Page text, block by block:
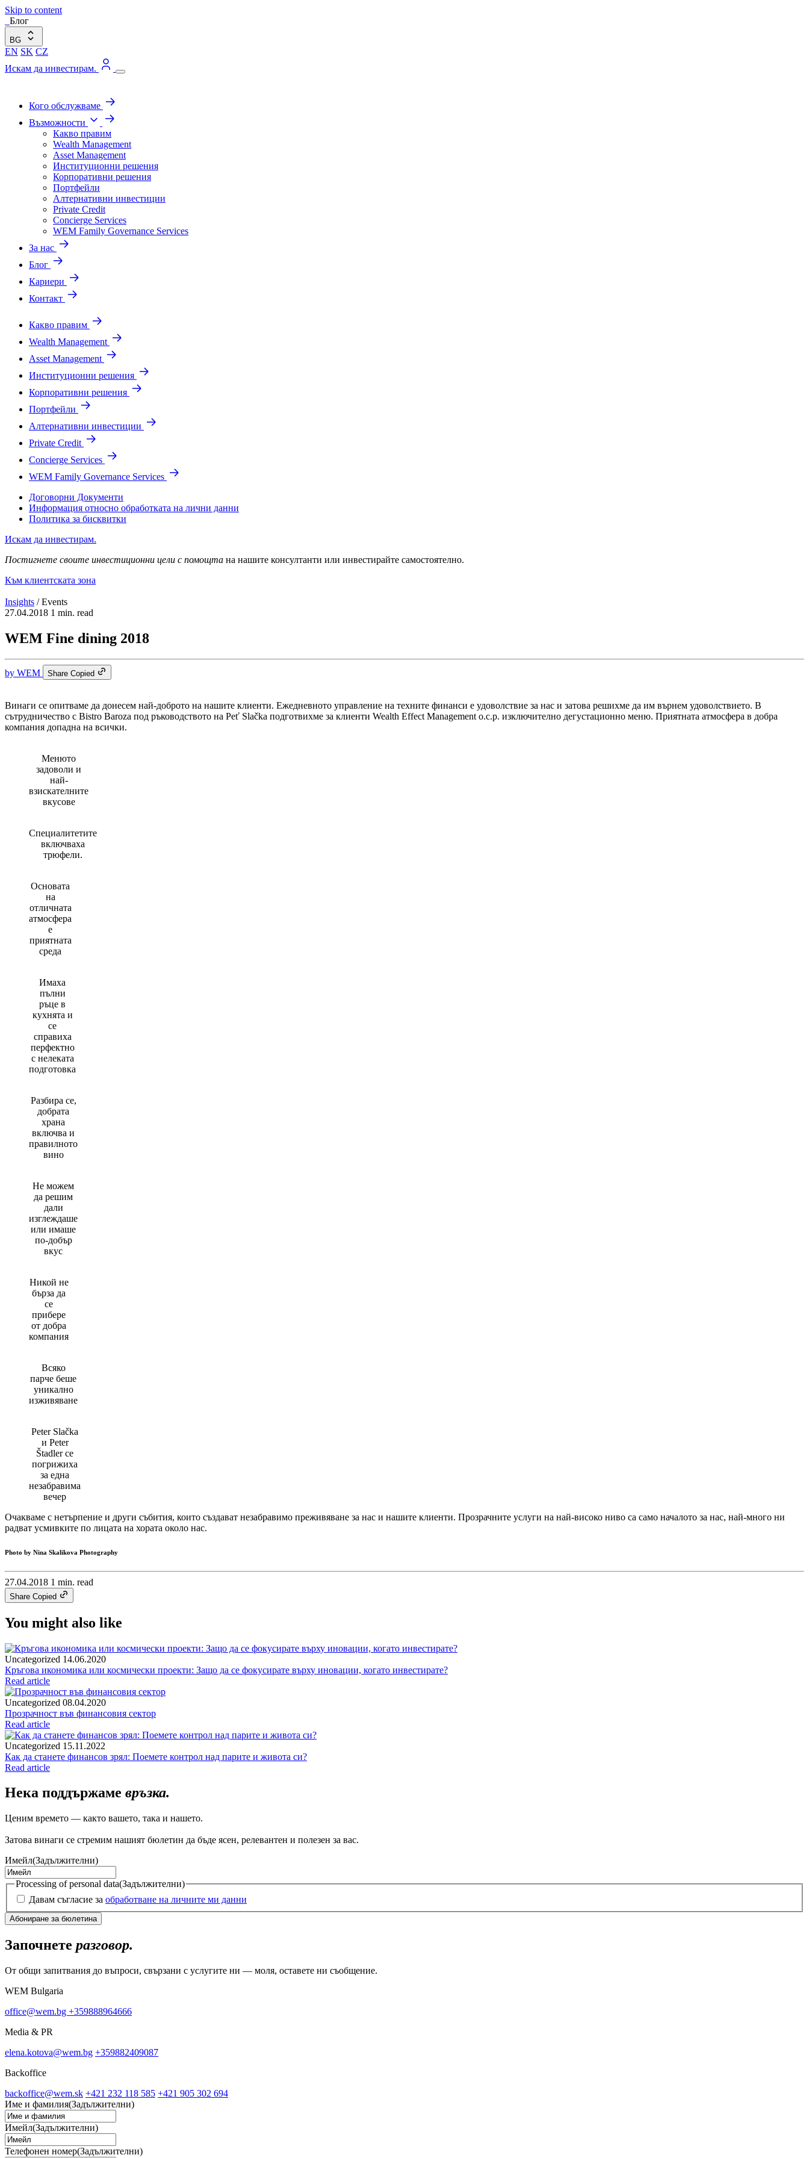
Skip to content
Блог
BG
EN SK CZ
Искам да инвестирам.
Кого обслужваме
Възможности
Какво правим
Wealth Management
Asset Management
Институционни решения
Корпоративни решения
Портфейли
Алтернативни инвестиции
Private Credit
Concierge Services
WEM Family Governance Services
За нас
Блог
Кариери
Контакт
Какво правим
Wealth Management
Asset Management
Институционни решения
Корпоративни решения
Портфейли
Алтернативни инвестиции
Private Credit
Concierge Services
WEM Family Governance Services
Договорни Документи
Информация относно обработката на лични данни
Политика за бисквитки
Искам да инвестирам.
Постигнете своите инвестиционни цели с помощта на нашите консултанти или инвестирайте самостоятелно.
Към клиентската зона
Insights / Events
27.04.2018 1 min. read
WEM Fine dining 2018
by WEM Share Copied
Винаги се опитваме да донесем най-доброто на нашите клиенти. Ежедневното управление на техните финанси е удоволствие за нас и затова решихме да им върнем удоволствието. В
сътрудничество с Bistro Baroza под ръководството на Peť Slačka подготвихме за клиенти Wealth Effect Management o.c.p. изключително дегустационно меню. Приятната атмосфера в добра
компания допадна на всички.
Менюто
задоволи и
най-
взискателните
вкусове
Специалитетите
включваха
трюфели.
Основата
на
отличната
атмосфера
е
приятната
среда
Имаха
пълни
ръце в
кухнята и
се
справиха
перфектно
с нелеката
подготовка
Разбира се,
добрата
храна
включва и
правилното
вино
Не можем
да решим
дали
изглеждаше
или имаше
по-добър
вкус
Никой не
бърза да
се
прибере
от добра
компания
Всяко
парче беше
уникално
изживяване
Peter Slačka
и Peter
Štadler се
погрижиха
за една
незабравима
вечер
Очакваме с нетърпение и други събития, които създават незабравимо преживяване за нас и нашите клиенти. Прозрачните услуги на най-високо ниво са само началото за нас, най-много ни
радват усмивките по лицата на хората около нас.
Photo by Nina Skalikova Photography
27.04.2018 1 min. read
Share Copied
You might also like
Uncategorized 14.06.2020
Кръгова икономика или космически проекти: Защо да се фокусирате върху иновации, когато инвестирате?
Read article
Uncategorized 08.04.2020
Прозрачност във финансовия сектор
Read article
Uncategorized 15.11.2022
Как да станете финансов зрял: Поемете контрол над парите и живота си?
Read article
Нека поддържаме връзка.
Ценим времето — както вашето, така и нашето.
Затова винаги се стремим нашият бюлетин да бъде ясен, релевантен и полезен за вас.
Имейл(Задължителни)
Processing of personal data(Задължителни)
Давам съгласие за обработване на личните ми данни
Започнете разговор.
От общи запитвания до въпроси, свързани с услугите ни — моля, оставете ни съобщение.
WEM Bulgaria
office@wem.bg +359888964666
Media & PR
elena.kotova@wem.bg +359882409087
Backoffice
backoffice@wem.sk +421 232 118 585 +421 905 302 694
Име и фамилия(Задължителни)
Имейл(Задължителни)
Телефонен номер(Задължителни)